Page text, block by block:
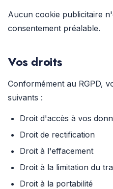
Aucun cookie publicitaire
consentement préalable.
Vos droits
Conformément au RGPD,
suivants :
Droit d'accès à vos
Droit de rectification
Droit à l'effacement
Droit à la limitation du
Droit à la portabilité